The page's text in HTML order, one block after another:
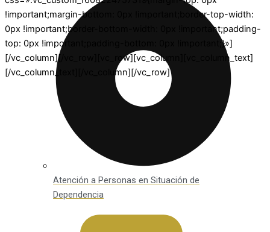
Atención a Personas en Situación de
Dependencia
!important;margin-bottom: 0px !important;border-top-width:
0px !important;border-bottom-width: 0px !important;padding-
top: 0px !important;padding-bottom: 0px !important;}»]
[/vc_column][/vc_row][vc_row][vc_column][vc_column_text]
[/vc_column_text][/vc_column][/vc_row]